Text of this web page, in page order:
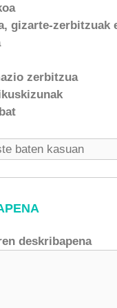
gizarte-zerbitzuak
zerbitzua
deskribapena